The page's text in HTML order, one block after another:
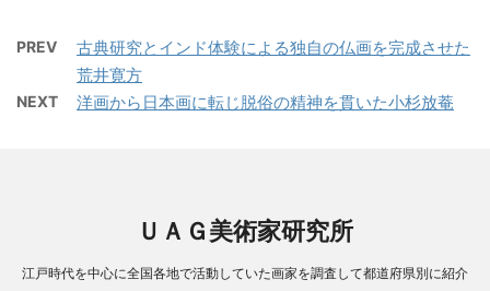
PREV
古典研究とインド体験による独自の仏画を完成させた
荒井寛方
NEXT 洋画から日本画に転じ脱俗の精神を貫いた小杉放菴
ＵＡＧ美術家研究所
江戸時代を中心に全国各地で活動していた画家を調査して都道府県別に紹介